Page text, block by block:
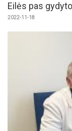
Eilės pas
2022-11-18